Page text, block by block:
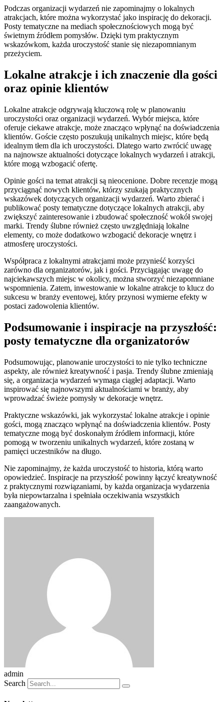
Podczas organizacji wydarzeń nie zapominajmy o lokalnych
atrakcjach, które można wykorzystać jako inspirację do dekoracji.
Posty tematyczne na mediach społecznościowych mogą być
świetnym źródłem pomysłów. Dzięki tym praktycznym
wskazówkom, każda uroczystość stanie się niezapomnianym
przeżyciem.
Lokalne atrakcje i ich znaczenie dla gości
oraz opinie klientów
Lokalne atrakcje odgrywają kluczową rolę w planowaniu
uroczystości oraz organizacji wydarzeń. Wybór miejsca, które
oferuje ciekawe atrakcje, może znacząco wpłynąć na doświadczenia
klientów. Goście często poszukują unikalnych miejsc, które będą
idealnym tłem dla ich uroczystości. Dlatego warto zwrócić uwagę
na najnowsze aktualności dotyczące lokalnych wydarzeń i atrakcji,
które mogą wzbogacić ofertę.
Opinie gości na temat atrakcji są nieocenione. Dobre recenzje mogą
przyciągnąć nowych klientów, którzy szukają praktycznych
wskazówek dotyczących organizacji wydarzeń. Warto zbierać i
publikować posty tematyczne dotyczące lokalnych atrakcji, aby
zwiększyć zainteresowanie i zbudować społeczność wokół swojej
marki. Trendy ślubne również często uwzględniają lokalne
elementy, co może dodatkowo wzbogacić dekoracje wnętrz i
atmosferę uroczystości.
Współpraca z lokalnymi atrakcjami może przynieść korzyści
zarówno dla organizatorów, jak i gości. Przyciągając uwagę do
najciekawszych miejsc w okolicy, można stworzyć niezapomniane
wspomnienia. Zatem, inwestowanie w lokalne atrakcje to klucz do
sukcesu w branży eventowej, który przynosi wymierne efekty w
postaci zadowolenia klientów.
Podsumowanie i inspiracje na przyszłość:
posty tematyczne dla organizatorów
Podsumowując, planowanie uroczystości to nie tylko techniczne
aspekty, ale również kreatywność i pasja. Trendy ślubne zmieniają
się, a organizacja wydarzeń wymaga ciągłej adaptacji. Warto
inspirować się najnowszymi aktualnościami w branży, aby
wprowadzać świeże pomysły w dekoracje wnętrz.
Praktyczne wskazówki, jak wykorzystać lokalne atrakcje i opinie
gości, mogą znacząco wpłynąć na doświadczenia klientów. Posty
tematyczne mogą być doskonałym źródłem informacji, które
pomogą w tworzeniu unikalnych wydarzeń, które zostaną w
pamięci uczestników na długo.
Nie zapominajmy, że każda uroczystość to historia, którą warto
opowiedzieć. Inspiracje na przyszłość powinny łączyć kreatywność
z praktycznymi rozwiązaniami, by każda organizacja wydarzenia
była niepowtarzalna i spełniała oczekiwania wszystkich
zaangażowanych.
admin
Search